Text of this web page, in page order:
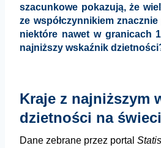
szacunkowe pokazują, że
ze współczynnikiem
niektóre nawet w granicach
najniższy wskaźnik
Kraje z najniższym
dzietności na
Dane zebrane przez portal